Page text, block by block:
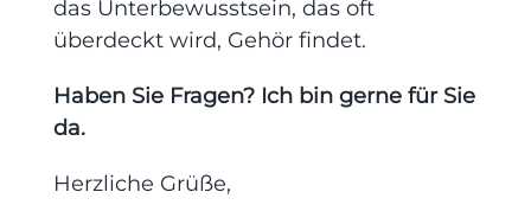
das Unterbewusstsein, das oft
überdeckt wird, Gehör findet.
Haben Sie Fragen? Ich bin gerne für Sie
da.
Herzliche Grüße,